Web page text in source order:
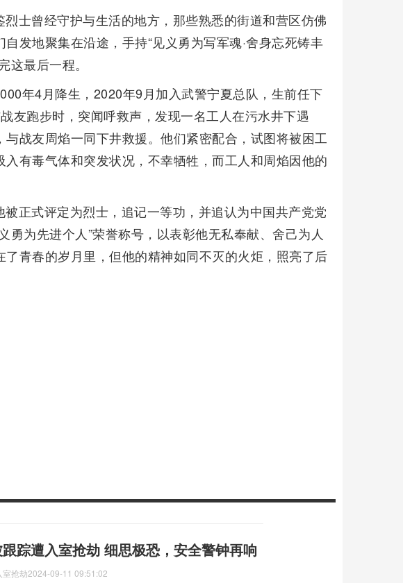
士曾经守护与生活的地方，那些熟悉的街道和营区仿佛
发地聚集在沿途，手持“见义勇为写军魂·舍身忘死铸丰
这最后一程。
年4月降生，2020年9月加入武警宁夏总队，生前任下
友跑步时，突闻呼救声，发现一名工人在污水井下遇
战友周焰一同下井救援。他们紧密配合，试图将被困工
有毒气体和突发状况，不幸牺牲，而工人和周焰因他的
正式评定为烈士，追记一等功，并追认为中国共产党党
勇为先进个人”荣誉称号，以表彰他无私奉献、舍己为人
青春的岁月里，但他的精神如同不灭的火炬，照亮了后
踪遭入室抢劫 细思极恐，安全警钟再响
抢劫2024-09-11 09:51:02